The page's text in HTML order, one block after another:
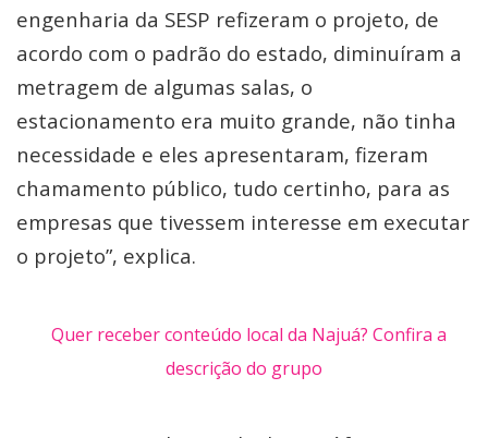
engenharia da SESP refizeram o projeto, de
acordo com o padrão do estado, diminuíram a
metragem de algumas salas, o
estacionamento era muito grande, não tinha
necessidade e eles apresentaram, fizeram
chamamento público, tudo certinho, para as
empresas que tivessem interesse em executar
o projeto”, explica.
Quer receber conteúdo local da Najuá? Confira a
descrição do grupo